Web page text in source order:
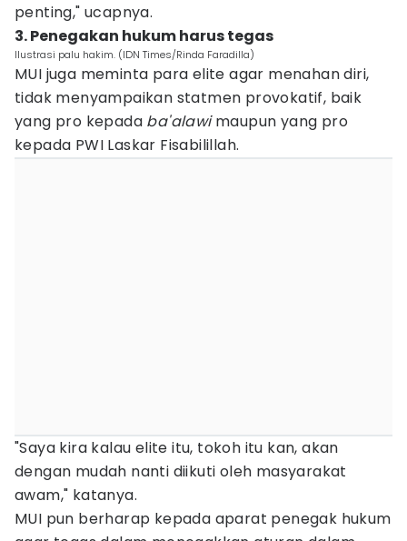
penting," ucapnya.
3. Penegakan hukum harus tegas
Ilustrasi palu hakim. (IDN Times/Rinda Faradilla)
MUI juga meminta para elite agar menahan diri,
tidak menyampaikan statmen provokatif, baik
yang pro kepada ba'alawimaupun yang pro
kepada PWI Laskar Fisabilillah.
"Saya kira kalau elite itu, tokoh itu kan, akan
dengan mudah nanti diikuti oleh masyarakat
awam," katanya.
MUI pun berharap kepada aparat penegak hukum